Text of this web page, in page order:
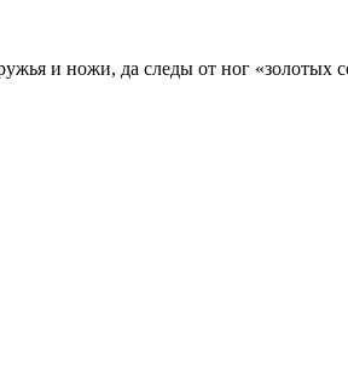
и ножи, да следы от ног